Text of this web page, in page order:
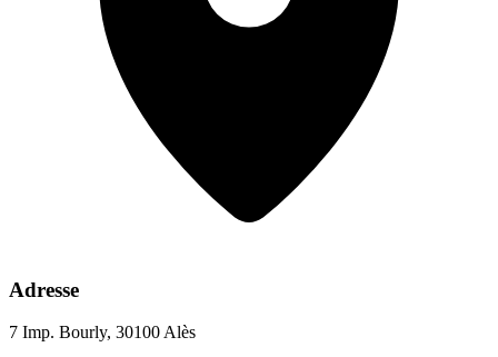
Adresse
7 Imp. Bourly, 30100 Alès